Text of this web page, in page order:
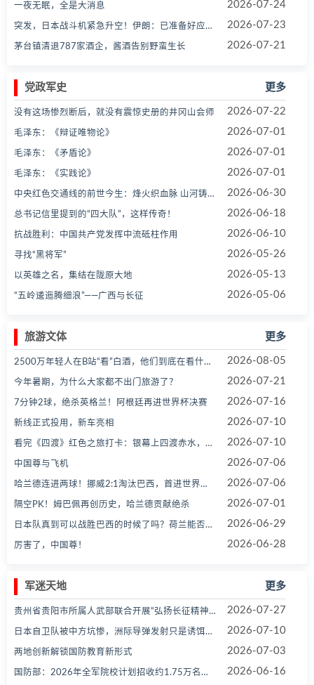
一夜无眠，全是大消息 2026-07-24
突发，日本战斗机紧急升空！伊朗：已准备好应对美军地面入侵！沙特证实一艘油轮在红海遭袭！原油系继续拉升 2026-07-23
茅台镇清退787家酒企，酱酒告别野蛮生长 2026-07-21
党政军史 更多
没有这场惨烈断后，就没有震惊史册的井冈山会师 2026-07-22
毛泽东：《辩证唯物论》 2026-07-01
毛泽东：《矛盾论》 2026-07-01
毛泽东：《实践论》 2026-07-01
中央红色交通线的前世今生：烽火织血脉 山河铸精神 2026-06-30
总书记信里提到的“四大队”，这样传奇！ 2026-06-18
抗战胜利：中国共产党发挥中流砥柱作用 2026-06-10
寻找“黑将军” 2026-05-26
以英雄之名，集结在陇原大地 2026-05-13
“五岭逶迤腾细浪”——广西与长征 2026-05-06
旅游文体 更多
2500万年轻人在B站“看”白酒，他们到底在看什么？ 2026-08-05
今年暑期，为什么大家都不出门旅游了？ 2026-07-21
7分钟2球，绝杀英格兰！阿根廷再进世界杯决赛 2026-07-16
新线正式投用，新车亮相 2026-07-10
看完《四渡》红色之旅打卡：银幕上四渡赤水，酒杯里红色壹号 2026-07-10
中国尊与飞机 2026-07-06
哈兰德连进两球！挪威2:1淘汰巴西，首进世界杯八强 2026-07-06
隔空PK！姆巴佩再创历史，哈兰德贡献绝杀 2026-07-01
日本队真到可以战胜巴西的时候了吗？荷兰能否守住豪门阵地？世界杯1/16决赛前瞻 2026-06-29
厉害了，中国尊！ 2026-06-28
军迷天地 更多
贵州省贵阳市所属人武部联合开展“弘扬长征精神”主题实践活动 2026-07-27
日本自卫队被中方坑惨，洲际导弹发射只是诱饵，后面来的才是真家伙！ 2026-07-10
两地创新解锁国防教育新形式 2026-07-03
国防部：2026年全军院校计划招收约1.75万名普通高中毕业生 2026-06-16